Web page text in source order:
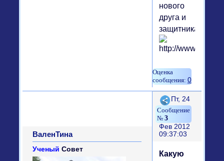
нового
друга и
защитника.
0
Поделиться
3
Пт, 24
Фев 2012
09:37:03
ВаленТина
Ученый Совет
Какую